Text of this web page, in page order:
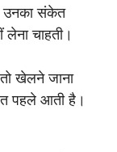
उनका संकेत
चाहती।
तो खेलने जाना
पहले आती है।